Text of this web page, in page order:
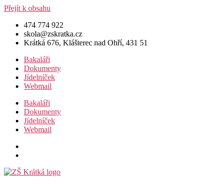
Přejít k obsahu
474 774 922
skola@zskratka.cz
Krátká 676, Klášterec nad Ohří, 431 51
Bakaláři
Dokumenty
Jídelníček
Webmail
Bakaláři
Dokumenty
Jídelníček
Webmail